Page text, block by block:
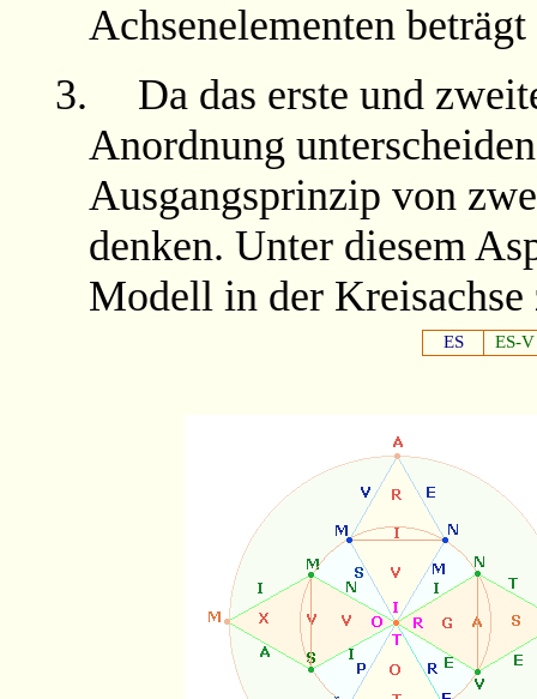
Achsenelementen beträgt
3.
Da das erste und
Anordnung
Ausgangsprinzip von
denken. Unter diesem
Modell in der
ES ES-V